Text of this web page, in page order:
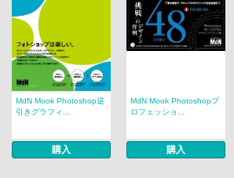
MdN Mook Photoshop逆
引きグラフィ...
購入
MdN Mook Photoshopプ
ロフェッショ...
購入